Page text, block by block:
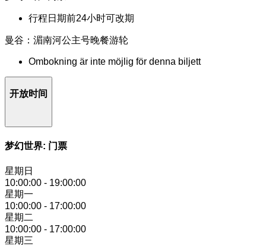
行程日期前24小时可改期
曼谷：湄南河公主号晚餐游轮
Ombokning är inte möjlig för denna biljett
开放时间
梦幻世界: 门票
星期日
10:00:00 - 19:00:00
星期一
10:00:00 - 17:00:00
星期二
10:00:00 - 17:00:00
星期三